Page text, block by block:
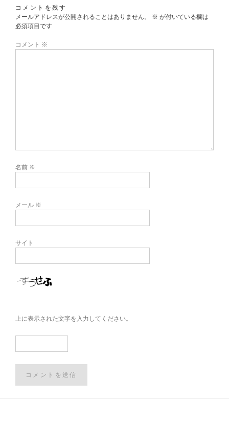
コメントを残す
メールアドレスが公開されることはありません。
※ が付いている欄は
必須項目です
コメント ※
名前 ※
メール ※
サイト
上に表示された文字を入力してください。